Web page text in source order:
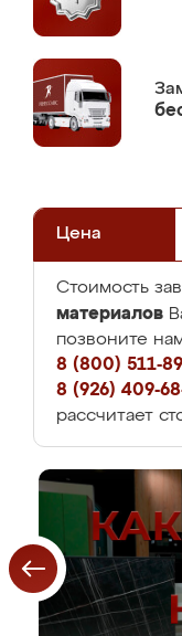
Цена
Стоимость
материалов
позвоните
8 (800) 511-
8 (926) 409-
рассчитает